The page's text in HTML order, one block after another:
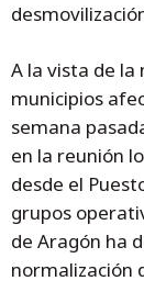
A la vista de la
municipios
semana
en la reunión
desde el
grupos
de Aragón ha
normalización